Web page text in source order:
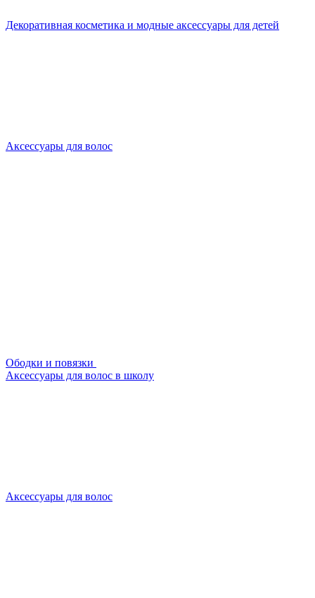
Декоративная косметика и модные аксессуары для детей
Аксессуары для волос
Ободки и повязки
Аксессуары для волос в школу
Аксессуары для волос